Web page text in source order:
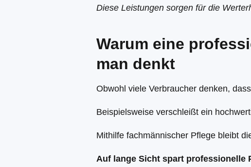
Diese Leistungen sorgen für die
Warum eine
man denkt
Obwohl viele Verbraucher denken,
Beispielsweise verschleißt ein
Mithilfe fachmännischer Pflege bleibt
Auf lange Sicht spart professionelle